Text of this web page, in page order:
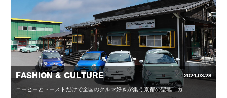
FASHION & CULTURE 2024.03.28
コーヒーとトーストだけで全国のクルマ好きが集う京都の聖地「カ...